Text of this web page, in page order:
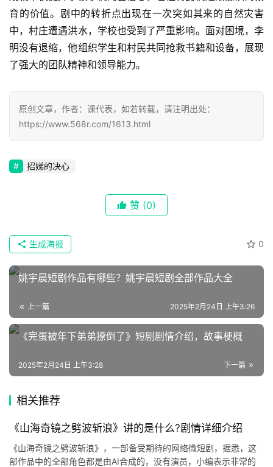
文
集
榜
速
递
主
星
选
🎬
短
剧
场
育的价值。剧中的转折点出现在一次突如其来的自然灾害
中，村庄遭遇洪水，学校也受到了严重影响。面对困境，李
明没有退缩，他组织学生和村民共同抢救书籍和设备，展现
了强大的团队精神和领导能力。
原创文章，作者：课代表，如若转载，请注明出处：
https://www.568r.com/1613.html
招娣的决心
赞 (0)
0
生成海报
姚宇晨短剧作品有哪些？姚宇晨短剧全部作品大全
上一篇 2025年2月24日 上午3:26
《完蛋被年下弟弟撩倒了》短剧剧情介绍，故事梗概
下一篇
2025年2月24日 上午3:28
相关推荐
《山海奇镜之劈波斩浪》讲的是什么?剧情详细介绍
《山海奇镜之劈波斩浪》，一部备受期待的网络微短剧，据悉，这
部作品中的全部角色都是由AI合成的，没有演员，小编表示非常的